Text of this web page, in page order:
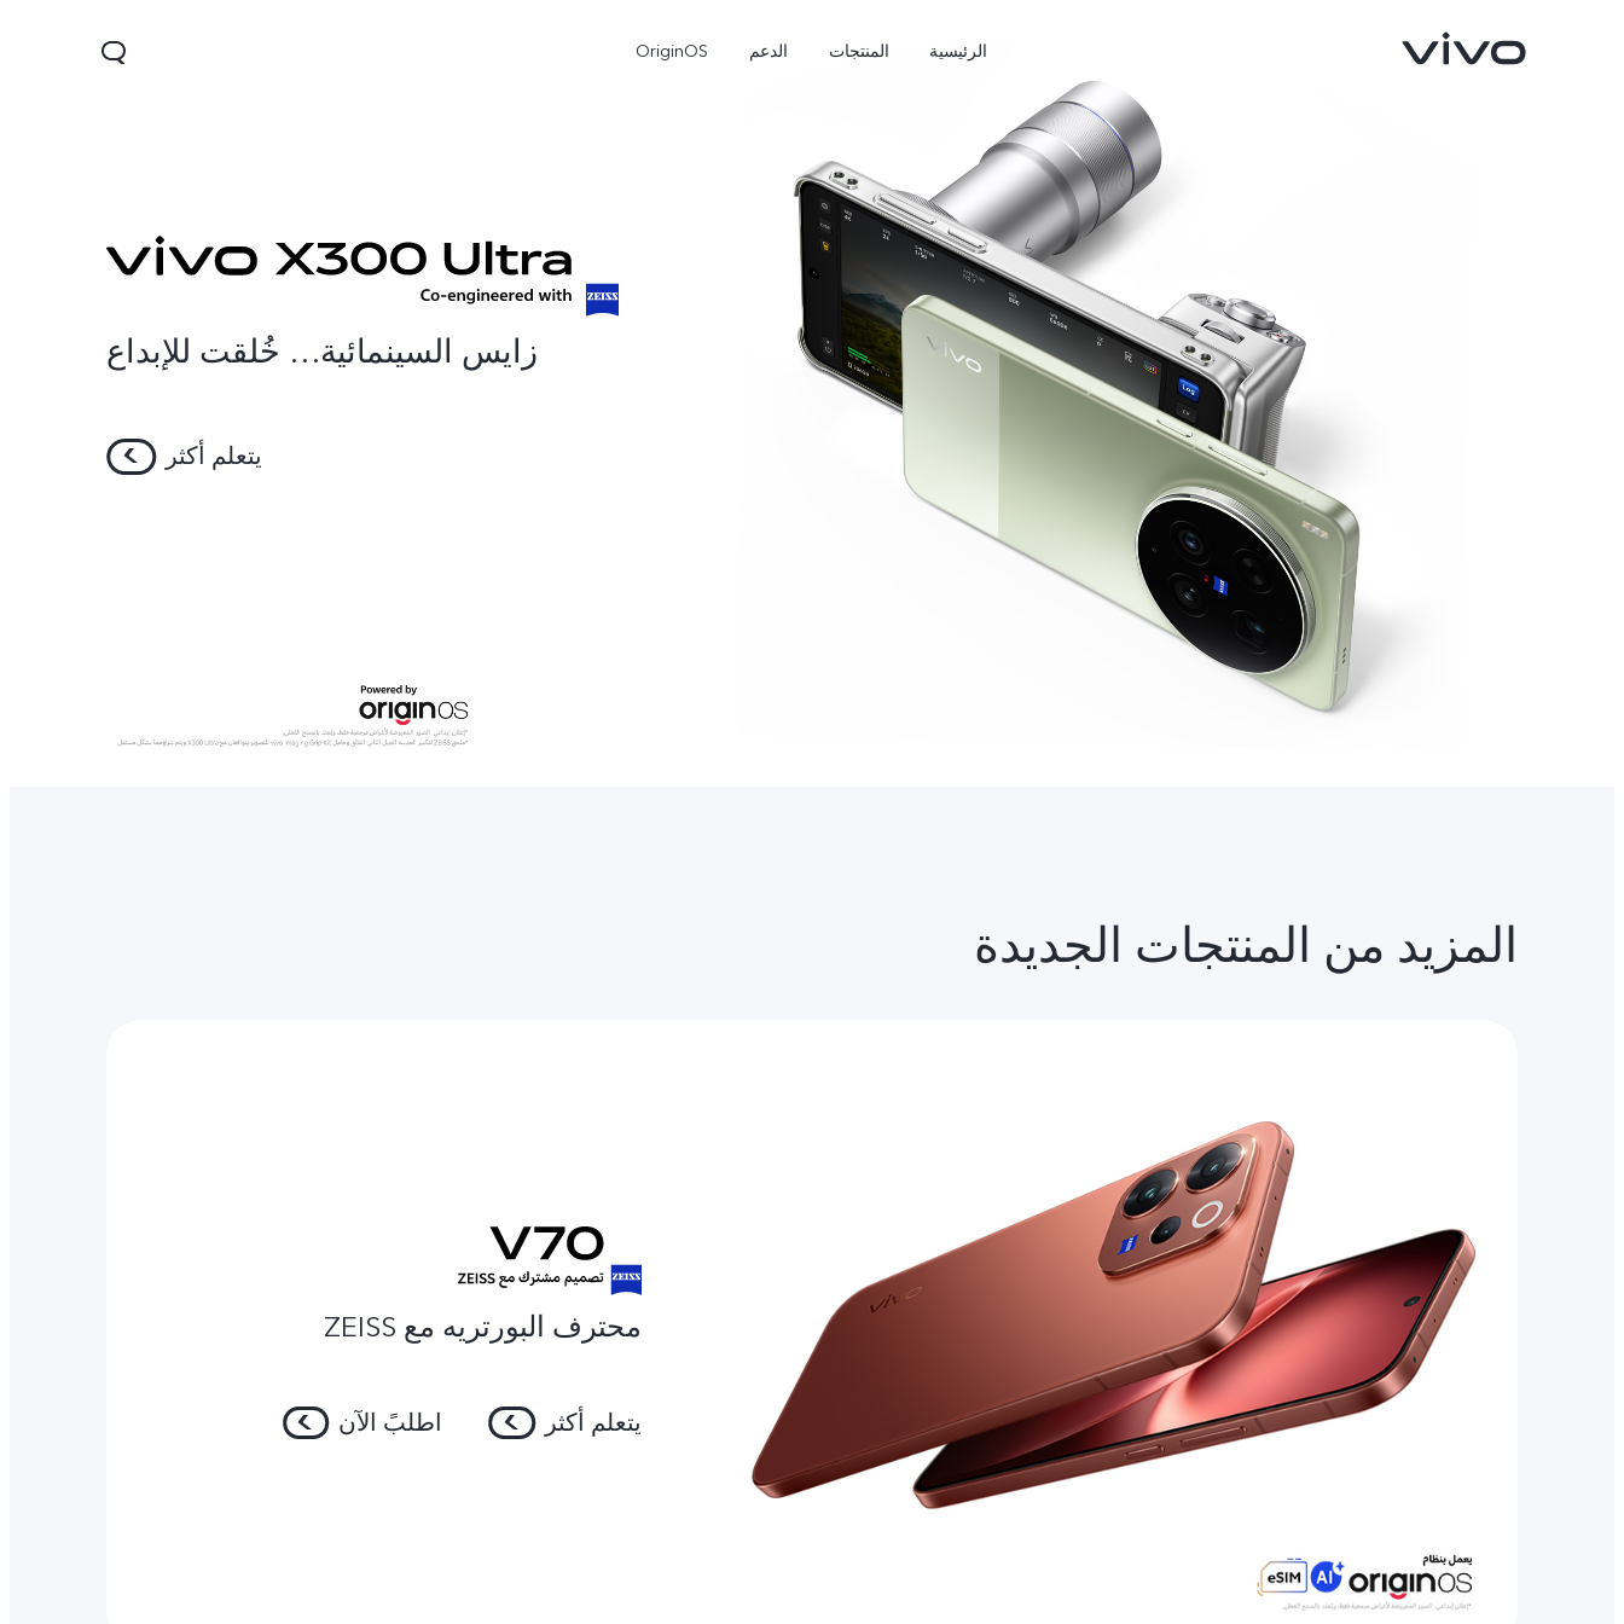
الرئيسية المنتجات الدعم OriginOS
زايس السينمائية… خُلقت للإبداع
يتعلم أكثر
المزيد من المنتجات الجديدة
محترف البورتريه مع ZEISS
يتعلم أكثر اطلبً الآن